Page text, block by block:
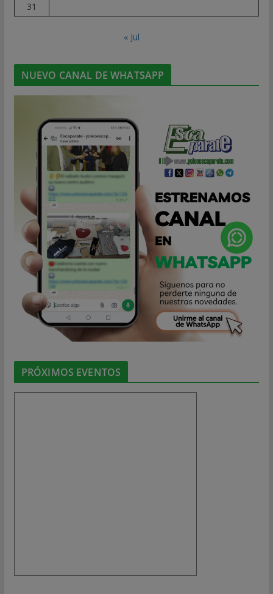
31
« Jul
NUEVO CANAL DE WHATSAPP
PRÓXIMOS EVENTOS